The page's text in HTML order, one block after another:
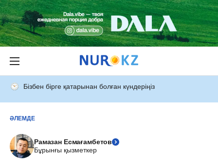
Бізбен бірге қатарынан болған күндеріңіз
ӘЛЕМДЕ
Рамазан Есмағамбетов
Бұрынғы қызметкер